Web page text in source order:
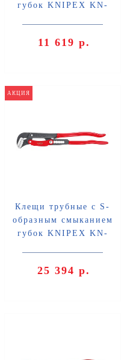
губок KNIPEX KN-
11 619 р.
АКЦИЯ
Клещи трубные с S-
образным смыканием
губок KNIPEX KN-
25 394 р.